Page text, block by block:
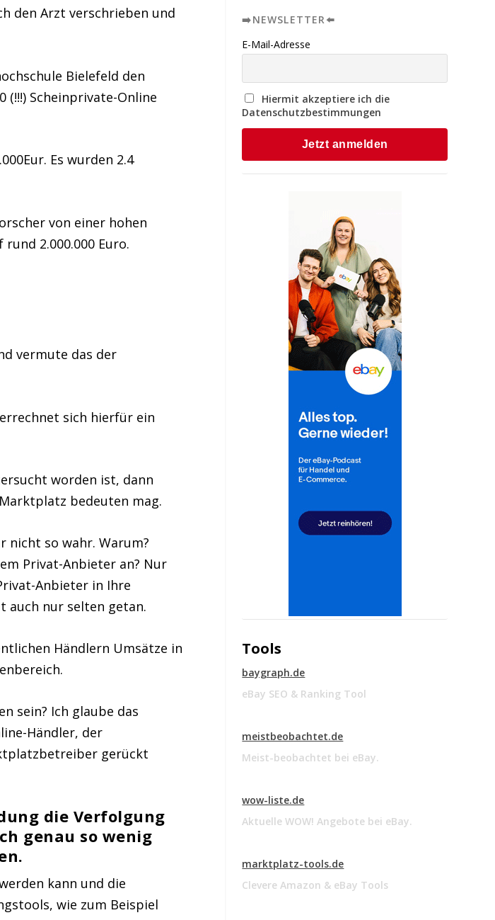
den Arzt verschrieben und
Bielefeld den
(!!!) Scheinprivate-Online
Es wurden 2.4
von einer hohen
2.000.000 Euro.
vermute das der
sich hierfür ein
worden ist, dann
bedeuten mag.
nicht so wahr. Warum?
Privat-Anbieter an? Nur
Anbieter in Ihre
auch nur selten getan.
Händlern Umsätze in
sein? Ich glaube das
Händler, der
gerückt
die Verfolgung
genau so wenig
kann und die
wie zum Beispiel
➡️NEWSLETTER⬅️
E-Mail-Adresse
Hiermit akzeptiere ich die
Datenschutzbestimmungen
Tools
baygraph.de
eBay SEO & Ranking Tool
meistbeobachtet.de
Meist-beobachtet bei eBay.
wow-liste.de
Aktuelle WOW! Angebote bei eBay.
marktplatz-tools.de
Clevere Amazon & eBay Tools